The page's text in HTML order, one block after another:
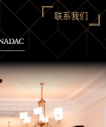
联系我们